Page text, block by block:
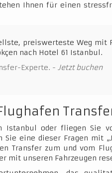
Ihnen für einen
preiswerteste Weg mit
nach Hotel 61 Istanbul.
Experte. - Jetzt buchen
Istanbul oder fliegen Sie
Sie eine dieser Fragen mit
Transfer zum und vom
mit unseren Fahrzeugen